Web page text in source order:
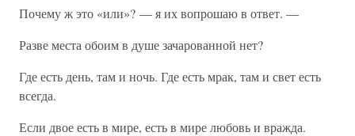
Почему ж это «или»? — я их вопрошаю в ответ. —
Разве места обоим в душе зачарованной нет?
Где есть день, там и ночь. Где есть мрак, там и свет есть
всегда.
Если двое есть в мире, есть в мире любовь и вражда.